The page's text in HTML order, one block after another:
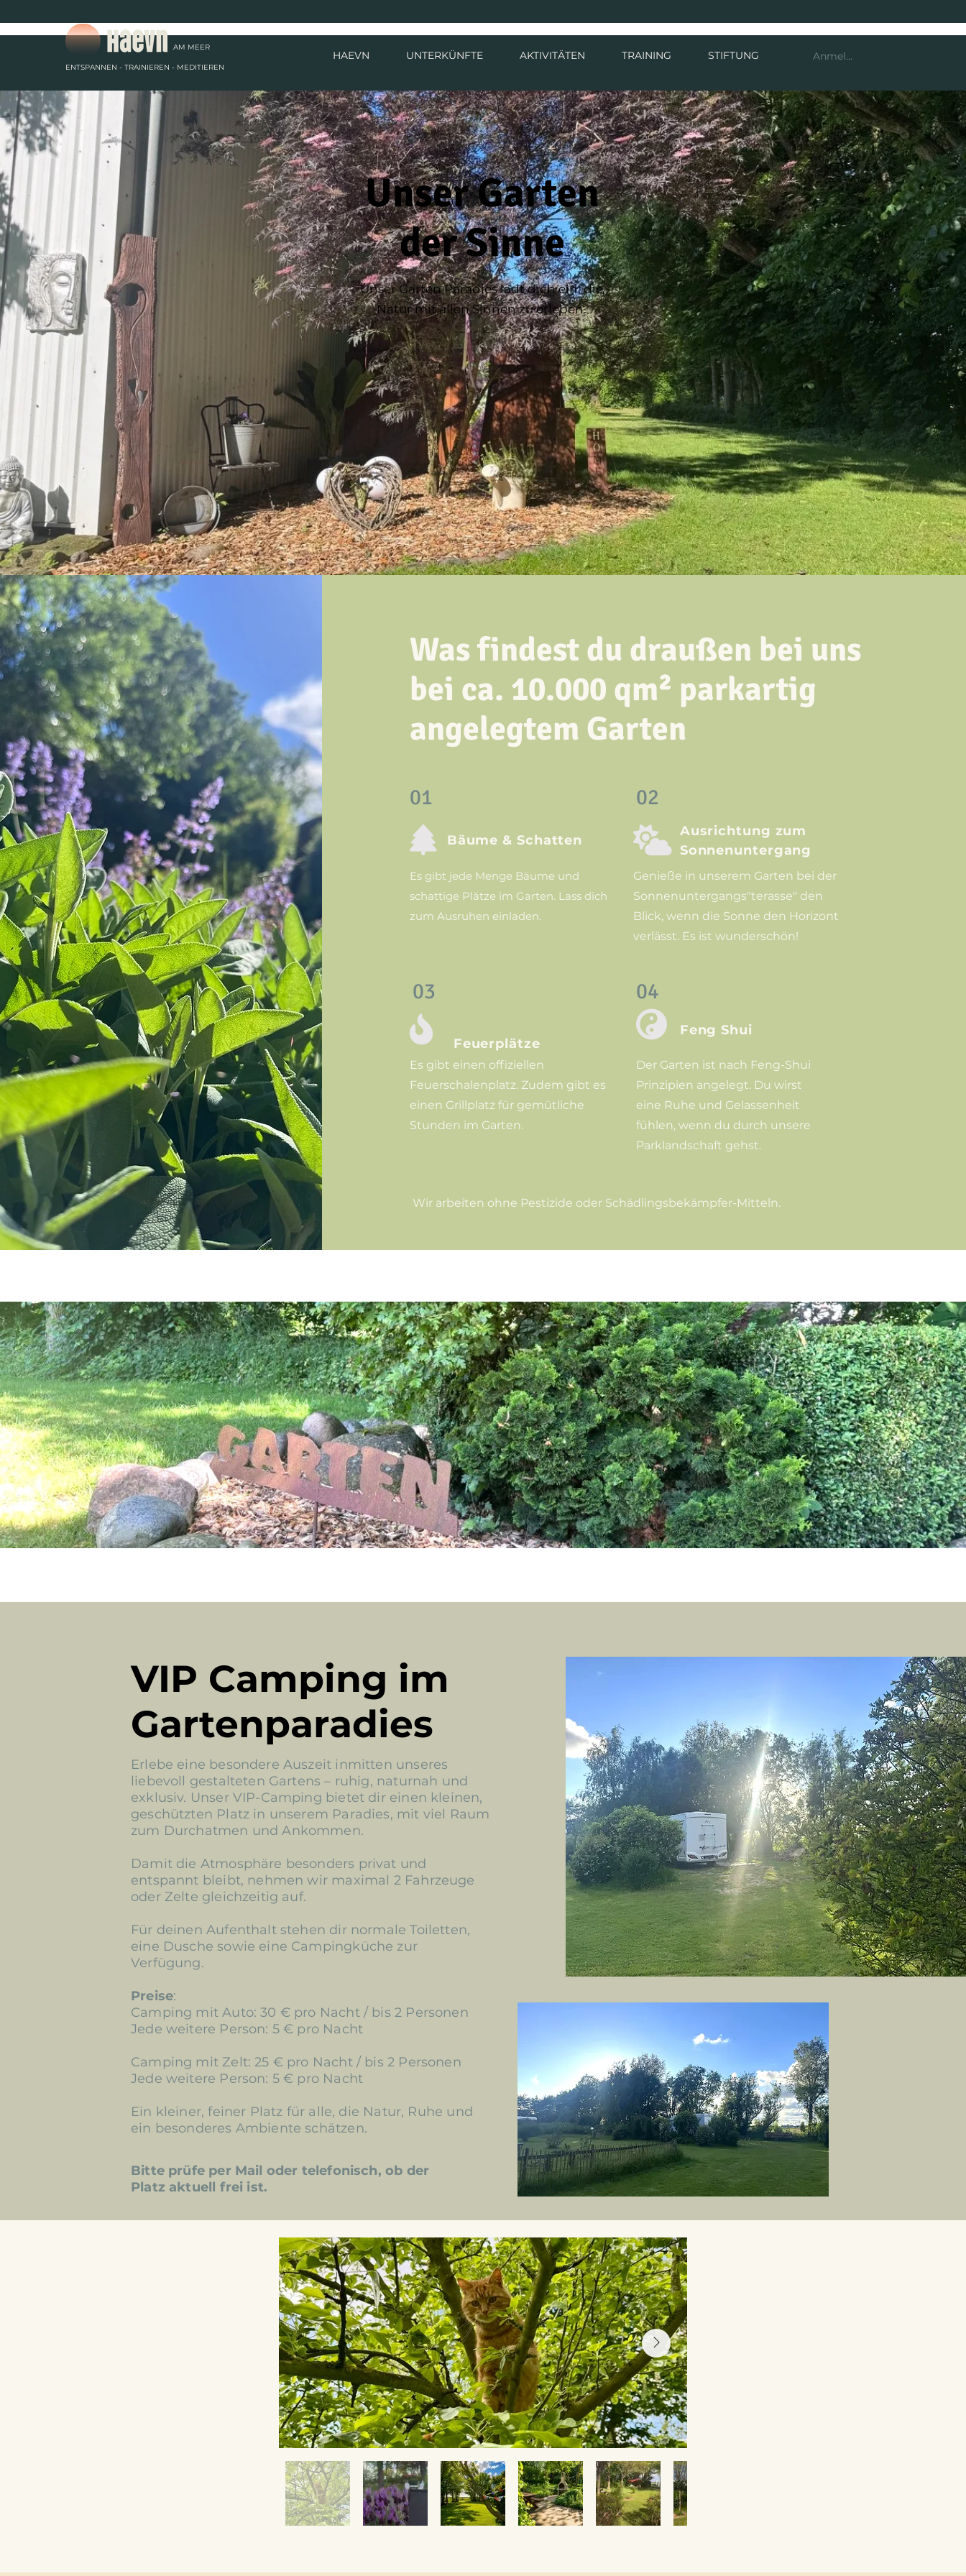
AM MEER
ENTSPANNEN - TRAINIEREN - MEDITIEREN
HAEVN UNTERKÜNFTE AKTIVITÄTEN TRAINING STIFTUNG Anmelden
Unser Garten
der Sinne
Unser Garten Paradies lädt dich ein, die
Natur mit allen Sinnen zu erleben.
Was findest du draußen bei uns
bei ca. 10.000 qm² parkartig
angelegtem Garten
01 02
 
Bäume & Schatten
Ausrichtung zum
Sonnenuntergang
Es gibt jede Menge Bäume und
schattige Plätze im Garten. Lass dich
zum Ausruhen einladen.
Genieße in unserem Garten bei der
Sonnenuntergangs"terasse" den
Blick, wenn die Sonne den Horizont
verlässt. Es ist wunderschön!
03
 Feuerplätze
Es gibt einen offiziellen
Feuerschalenplatz. Zudem gibt es
einen Grillplatz für gemütliche
Stunden im Garten.
 Feng Shui
04
Der Garten ist nach Feng-Shui
Prinzipien angelegt. Du wirst
eine Ruhe und Gelassenheit
fühlen, wenn du durch unsere
Parklandschaft gehst.
Wir arbeiten ohne Pestizide oder Schädlingsbekämpfer-Mitteln.
VIP Camping im
Gartenparadies
Erlebe eine besondere Auszeit inmitten unseres
liebevoll gestalteten Gartens – ruhig, naturnah und
exklusiv. Unser VIP-Camping bietet dir einen kleinen,
geschützten Platz in unserem Paradies, mit viel Raum
zum Durchatmen und Ankommen.
Damit die Atmosphäre besonders privat und
entspannt bleibt, nehmen wir maximal 2 Fahrzeuge
oder Zelte gleichzeitig auf.
Für deinen Aufenthalt stehen dir normale Toiletten,
eine Dusche sowie eine Campingküche zur
Verfügung.
Preise:
Camping mit Auto: 30 € pro Nacht / bis 2 Personen
Jede weitere Person: 5 € pro Nacht
Camping mit Zelt: 25 € pro Nacht / bis 2 Personen
Jede weitere Person: 5 € pro Nacht
Ein kleiner, feiner Platz für alle, die Natur, Ruhe und
ein besonderes Ambiente schätzen.
Bitte prüfe per Mail oder telefonisch, ob der
Platz aktuell frei ist.